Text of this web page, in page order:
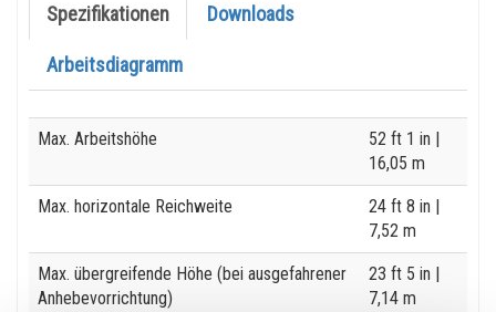
Spezifikationen Downloads
Arbeitsdiagramm
Specification Value
Max. Arbeitshöhe 52 ft 1 in |
16,05 m
Max. horizontale Reichweite 24 ft 8 in |
7,52 m
Max. übergreifende Höhe (bei ausgefahrener
Anhebevorrichtung)
23 ft 5 in |
7,14 m